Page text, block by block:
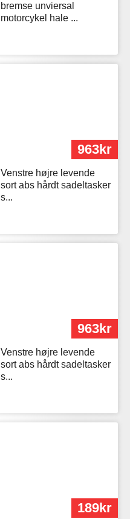
bremse unviersal
motorcykel hale ...
963kr
Venstre højre levende
sort abs hårdt sadeltasker
s...
963kr
Venstre højre levende
sort abs hårdt sadeltasker
s...
189kr